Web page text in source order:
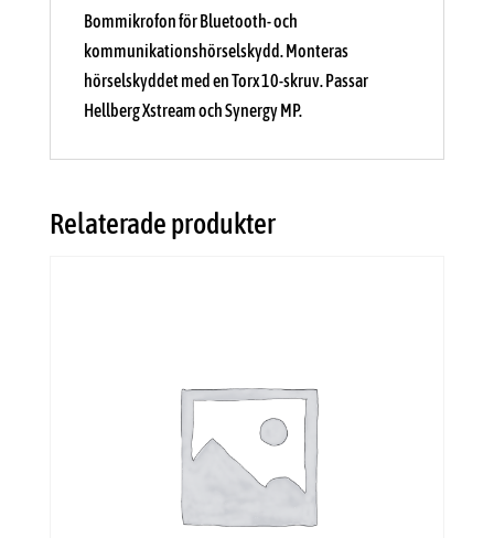
Bommikrofon för Bluetooth- och
kommunikationshörselskydd. Monteras
hörselskyddet med en Torx 10-skruv. Passar
Hellberg Xstream och Synergy MP.
Relaterade produkter